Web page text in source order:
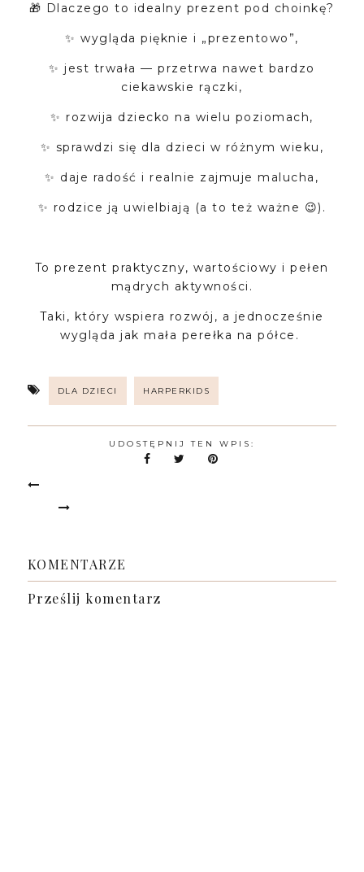
🎁 Dlaczego to idealny prezent pod choinkę?
✨ wygląda pięknie i „prezentowo”,
✨ jest trwała — przetrwa nawet bardzo
ciekawskie rączki,
✨ rozwija dziecko na wielu poziomach,
✨ sprawdzi się dla dzieci w różnym wieku,
✨ daje radość i realnie zajmuje malucha,
✨ rodzice ją uwielbiają (a to też ważne 😉).
To prezent praktyczny, wartościowy i pełen
mądrych aktywności.
Taki, który wspiera rozwój, a jednocześnie
wygląda jak mała perełka na półce.
DLA DZIECI HARPERKIDS
UDOSTĘPNIJ TEN WPIS:
KOMENTARZE
Prześlij komentarz